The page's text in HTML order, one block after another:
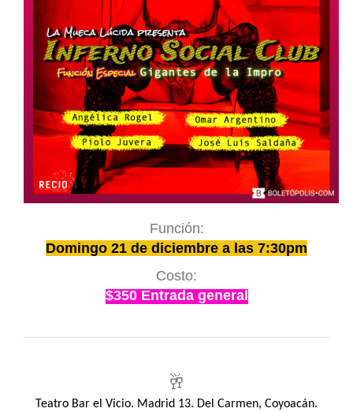
Función:
Domingo 21 de diciembre a las 7:30pm
Costo:
$350 Entrada general
🥂
Teatro Bar el Vicio. Madrid 13. Del Carmen, Coyoacán.